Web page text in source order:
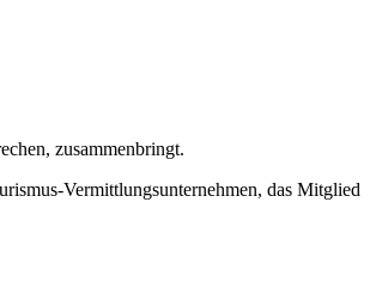
zusammenbringt.
Vermittlungsunternehmen, das Mitglied